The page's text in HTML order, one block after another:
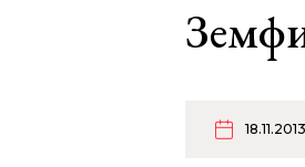
18.11.2013